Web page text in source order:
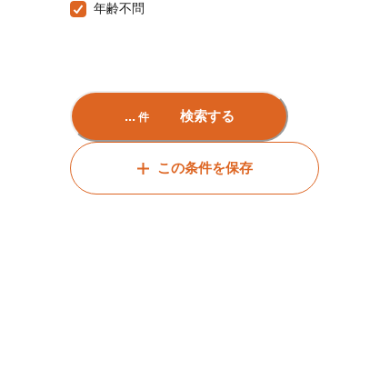
年齢不問
... 件 検索する
この条件を保存